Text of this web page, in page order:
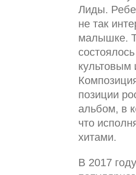
Лиды.
не так
малышке.
позиции
альбом, в
что
хитами.
В 2017